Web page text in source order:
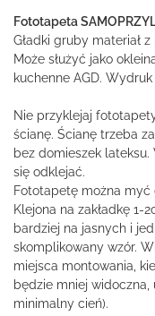
Fototapeta
Gładki gruby materiał
Może służyć jako
kuchenne AGD.
Nie przyklejaj
ścianę. Ścianę trzeba
bez domieszek
się odklejać.
Fototapetę można
Klejona na zakładkę 1-
bardziej na jasnych i
skomplikowany wzór.
miejsca montowania,
będzie mniej widoczna,
minimalny cień).